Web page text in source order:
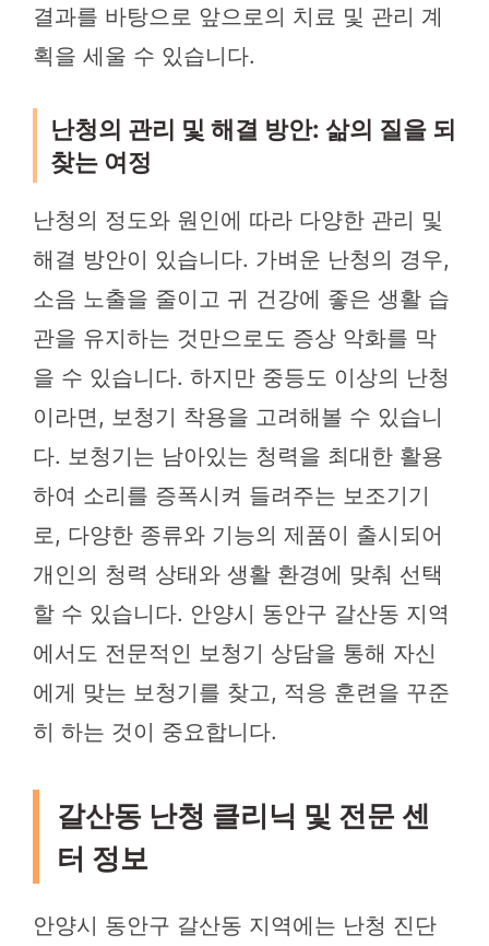
결과를 바탕으로 앞으로의 치료 및 관리 계
획을 세울 수 있습니다.
난청의 관리 및 해결 방안: 삶의 질을 되
찾는 여정
난청의 정도와 원인에 따라 다양한 관리 및
해결 방안이 있습니다. 가벼운 난청의 경우,
소음 노출을 줄이고 귀 건강에 좋은 생활 습
관을 유지하는 것만으로도 증상 악화를 막
을 수 있습니다. 하지만 중등도 이상의 난청
이라면, 보청기 착용을 고려해볼 수 있습니
다. 보청기는 남아있는 청력을 최대한 활용
하여 소리를 증폭시켜 들려주는 보조기기
로, 다양한 종류와 기능의 제품이 출시되어
개인의 청력 상태와 생활 환경에 맞춰 선택
할 수 있습니다. 안양시 동안구 갈산동 지역
에서도 전문적인 보청기 상담을 통해 자신
에게 맞는 보청기를 찾고, 적응 훈련을 꾸준
히 하는 것이 중요합니다.
갈산동 난청 클리닉 및 전문 센
터 정보
안양시 동안구 갈산동 지역에는 난청 진단